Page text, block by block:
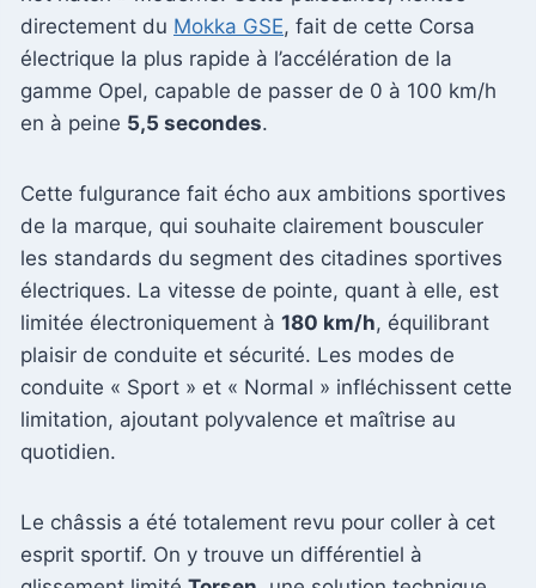
directement du Mokka GSE, fait de cette Corsa
électrique la plus rapide à l’accélération de la
gamme Opel, capable de passer de 0 à 100 km/h
en à peine 5,5 secondes.
Cette fulgurance fait écho aux ambitions sportives
de la marque, qui souhaite clairement bousculer
les standards du segment des citadines sportives
électriques. La vitesse de pointe, quant à elle, est
limitée électroniquement à 180 km/h, équilibrant
plaisir de conduite et sécurité. Les modes de
conduite « Sport » et « Normal » infléchissent cette
limitation, ajoutant polyvalence et maîtrise au
quotidien.
Le châssis a été totalement revu pour coller à cet
esprit sportif. On y trouve un différentiel à